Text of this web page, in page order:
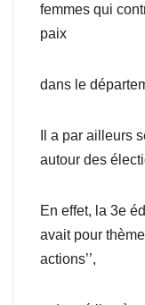
femmes qui
paix
dans le
Il a par ailleurs
autour des
En effet, la 3e
avait pour
actions’’,